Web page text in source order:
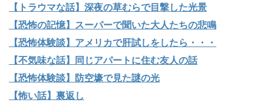
【トラウマな話】深夜の草むらで目撃した光景
【恐怖の記憶】スーパーで聞いた大人たちの悲鳴
【恐怖体験談】アメリカで肝試しをしたら・・・
【不気味な話】同じアパートに住む友人の話
【恐怖体験談】防空壕で見た謎の光
【怖い話】裏返し